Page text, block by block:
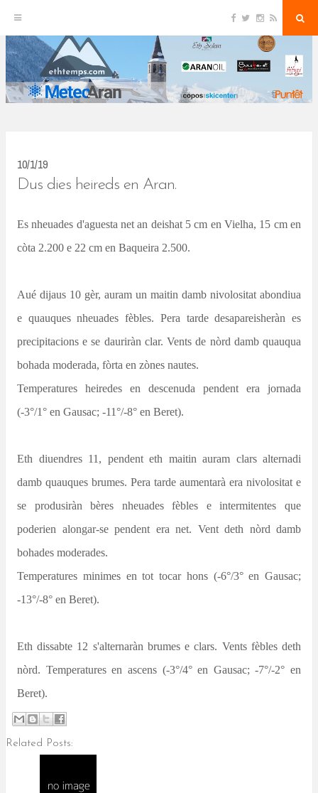
k
i
p
c
o
o
i
e
r
s
t
a
g
r
m
R
S
a
10/1/19
Dus dies heireds en Aran.
Es nheuades d'aguesta net an deishat 5 cm en Vielha, 15 cm en
còta 2.200 e 22 cm en Baqueira 2.500.
Aué dijaus 10 gèr, auram un maitin damb nivolositat abondiua
e quauques nheuades fèbles. Pera tarde desapareisheràn es
precipitacions e se dauriràn clar. Vents de nòrd damb quauqua
bohada moderada, fòrta en zònes nautes.
Temperatures heiredes en descenuda pendent era jornada
(-3°/1° en Gausac; -11°/-8° en Beret).
Eth diuendres 11, pendent eth maitin auram clars alternadi
damb quauques brumes. Pera tarde aumentarà era nivolositat e
se produsiràn bères nheuades fèbles e intermitentes que
poderien alongar-se pendent era net. Vent deth nòrd damb
bohades moderades.
Temperatures minimes en tot tocar hons (-6°/3° en Gausac;
-13°/-8° en Beret).
Eth dissabte 12 s'alternaràn brumes e clars. Vents fèbles deth
nòrd. Temperatures en ascens (-3°/4° en Gausac; -7°/-2° en
Beret).
Related Posts: